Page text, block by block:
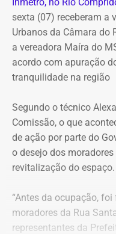
sexta (07) receberam a
Urbanos da Câmara do
a vereadora Maíra do
acordo com apuração
tranquilidade na região
Segundo o técnico
Comissão, o que
de ação por parte do
o desejo dos
revitalização do espaço.
“Antes da ocupação,
moradores da Rua
representantes da